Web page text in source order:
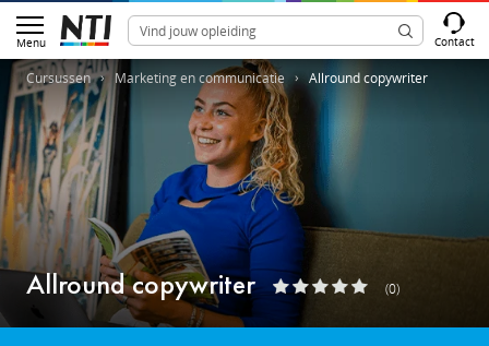
Menu Contact
Cursussen Marketing en communicatie Allround copywriter
Allround copywriter (0)